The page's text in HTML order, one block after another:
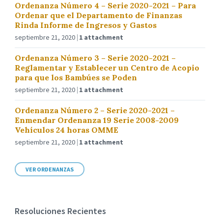
Ordenanza Número 4 – Serie 2020-2021 – Para
Ordenar que el Departamento de Finanzas
Rinda Informe de Ingresos y Gastos
septiembre 21, 2020 1 attachment
Ordenanza Número 3 – Serie 2020-2021 –
Reglamentar y Establecer un Centro de Acopio
para que los Bambúes se Poden
septiembre 21, 2020 1 attachment
Ordenanza Número 2 – Serie 2020-2021 –
Enmendar Ordenanza 19 Serie 2008-2009
Vehículos 24 horas OMME
septiembre 21, 2020 1 attachment
VER ORDENANZAS
Resoluciones Recientes